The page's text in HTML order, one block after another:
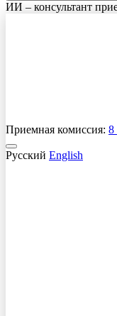
ИИ – консультант
Приемная комиссия: 8
Русский English